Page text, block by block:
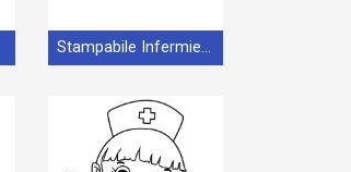
Stampabile Infermiera Omaggio